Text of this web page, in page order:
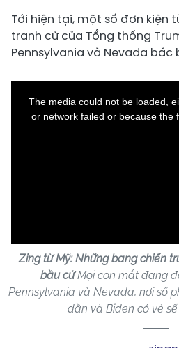
Tới hiện tại, một số đơn kiện
tranh cử của Tổng thống
Pennsylvania và Nevada bác
The media could not be loaded,
or network failed or because the
Zing từ Mỹ: Những bang chiến
bầu cửMọi con mắt đang
Pennsylvania và Nevada, nơi số
dần và Biden có vẻ